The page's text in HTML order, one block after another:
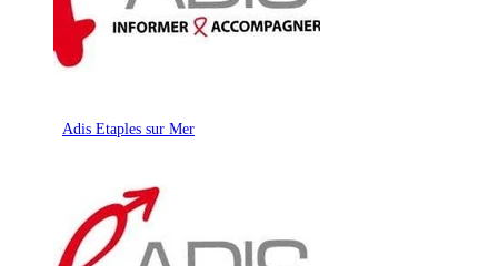
Adis Etaples sur Mer